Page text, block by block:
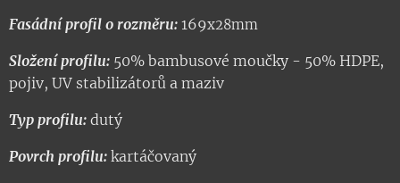
Fasádní profil o rozměru: 169x28mm
Složení profilu: 50% bambusové moučky - 50% HDPE,
pojiv, UV stabilizátorů a maziv
Typ profilu: dutý
Povrch profilu: kartáčovaný